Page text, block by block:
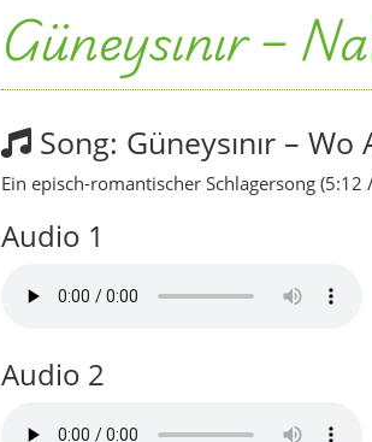
Güneysınır –
Song: Güneysınır –
Ein episch-romantischer Schlagersong
Audio 1
Audio 2